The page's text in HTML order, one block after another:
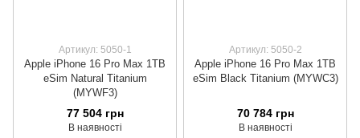
Артикул: 5050-1
Apple iPhone 16 Pro Max 1TB
eSim Natural Titanium
(MYWF3)
77 504 грн
В наявності
Артикул: 5050-2
Apple iPhone 16 Pro Max 1TB
eSim Black Titanium (MYWC3)
70 784 грн
В наявності